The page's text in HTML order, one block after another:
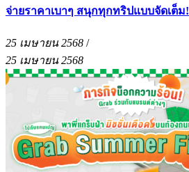
จ่ายราคาเบาๆ สนุกทุกทริปแบบจัดเต็ม!
25 เมษายน 2568 /
25 เมษายน 2568